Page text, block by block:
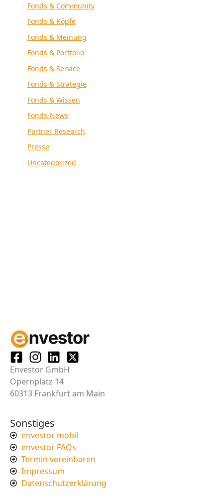
Fonds & Community
Fonds & Köpfe
Fonds & Meinung
Fonds & Portfolio
Fonds & Service
Fonds & Strategie
Fonds & Wissen
Fonds-News
Partner Research
Presse
Uncategorized
Envestor GmbH
Opernplatz 14
60313 Frankfurt am Main
Sonstiges
envestor mobil
envestor FAQs
Termin vereinbaren
Impressum
Datenschutzerklärung